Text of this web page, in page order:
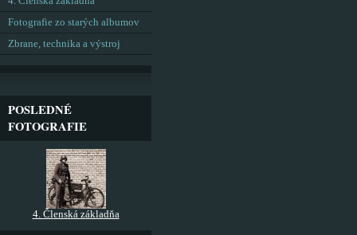
Fotografie zo starých albumov
Zbrane, technika a výstroj
POSLEDNÉ
FOTOGRAFIE
4. Členská základňa